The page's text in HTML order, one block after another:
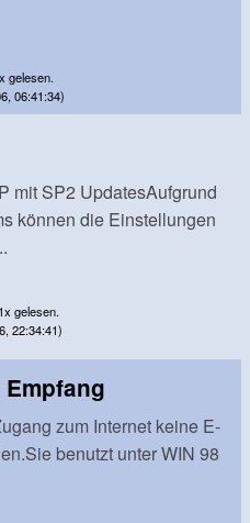
gelesen.
06:41:34)
mit SP2 UpdatesAufgrund
können die Einstellungen
gelesen.
22:34:41)
zum Internet keine E-
benutzt unter WIN 98